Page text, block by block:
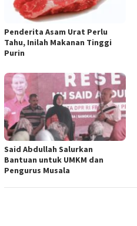
Penderita Asam Urat Perlu
Tahu, Inilah Makanan Tinggi
Purin
Said Abdullah Salurkan
Bantuan untuk UMKM dan
Pengurus Musala